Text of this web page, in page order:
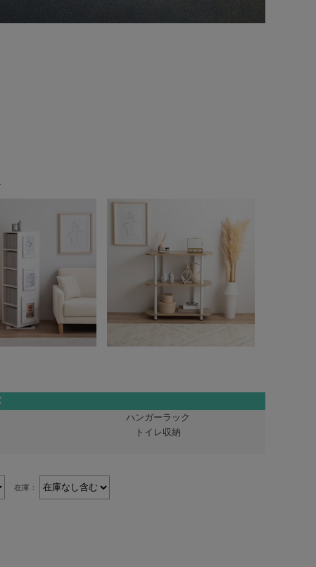
ハンガーラック
トイレ収納
在庫：